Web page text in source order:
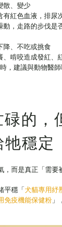
散、變少
有紅色血液，排尿
動，走路的步伐是
降、不吃或挑食
、啃咬造成發紅、
，建議與動物醫師
碌的，
穩定
而是真正「需要
平穩「犬貓專用紓
免疫機能保健粉